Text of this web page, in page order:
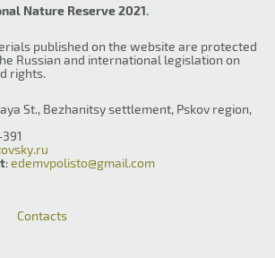
Nature Reserve 2021.
published on the website are protected
Russian and international legislation on
rights.
St., Bezhanitsy settlement, Pskov region,
:edemvpolisto@gmail.com
Contacts